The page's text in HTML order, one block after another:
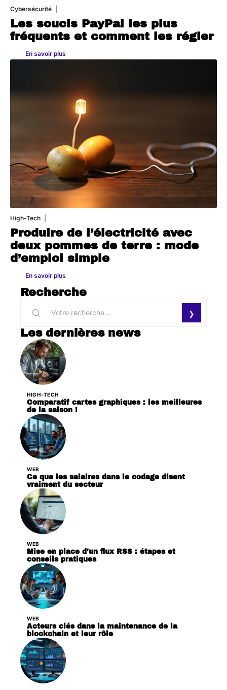
Cybersécurité
Les soucis PayPal les plus
fréquents et comment les régler
En savoir plus
High-Tech
Produire de l’électricité avec
deux pommes de terre : mode
d’emploi simple
En savoir plus
Recherche
Les dernières news
HIGH-TECH
Comparatif cartes graphiques : les meilleures
de la saison !
WEB
Ce que les salaires dans le codage disent
vraiment du secteur
WEB
Mise en place d’un flux RSS : étapes et
conseils pratiques
WEB
Acteurs clés dans la maintenance de la
blockchain et leur rôle